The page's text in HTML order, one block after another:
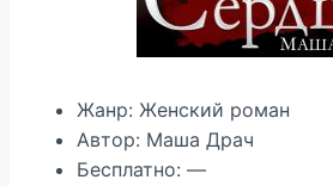
Жанр: Женский роман
Автор: Маша Драч
Бесплатно: —